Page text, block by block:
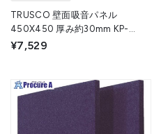
TRUSCO 壁面吸音パネル
450X450 厚み約30mm KP-
4545 1枚 ▼161-1114
¥7,529